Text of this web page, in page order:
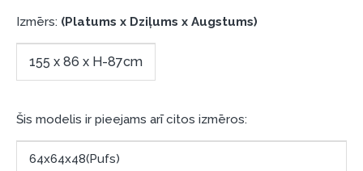
lūdzu, izvērtējiet savas finansiālās iespējas.
Izmērs: (Platums x Dziļums x Augstums)
155 x 86 x H-87cm
Šis modelis ir pieejams arī citos izmēros:
64x64x48(Pufs)